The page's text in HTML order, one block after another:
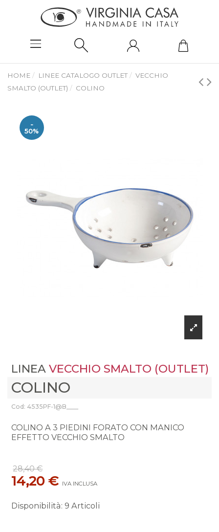
HOME LINEE CATALOGO OUTLET
VECCHIO
SMALTO (OUTLET)
COLINO
-
50%
LINEA VECCHIO SMALTO (OUTLET)
COLINO
Cod: 4535PF-1@B____
COLINO A 3 PIEDINI FORATO CON MANICO
EFFETTO VECCHIO SMALTO
28,40 €
14,20 € IVA INCLUSA
Disponibilità: 9 Articoli